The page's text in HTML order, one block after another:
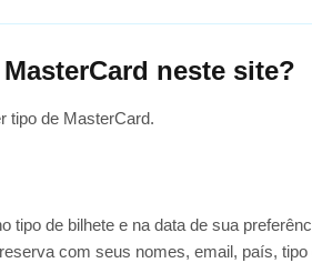
neste site?
tipo de MasterCard.
tipo de bilhete e na data de sua
com seus nomes, email, país,